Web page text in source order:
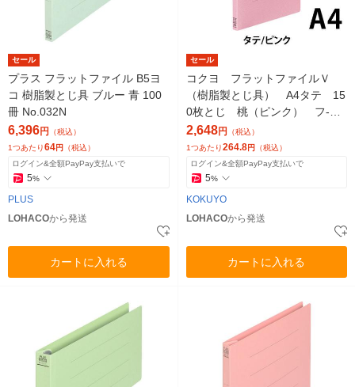
セール
プラス フラットファイル B5ヨ
コ 樹脂製とじ具 ブルー 青 100
冊 No.032N
6,396円
（税込）
1つあたり64円 （税込）
ログイン&全額PayPay支払いで
5%
PLUS
LOHACOから発送
カートに入れる
セール
コクヨ フラットファイルＶ
（樹脂製とじ具） A4タテ 15
0枚とじ 桃（ピンク） フ-V1
0-3P 1箱（30冊）
2,648円
（税込）
1つあたり264.8円 （税込）
ログイン&全額PayPay支払いで
5%
KOKUYO
LOHACOから発送
カートに入れる